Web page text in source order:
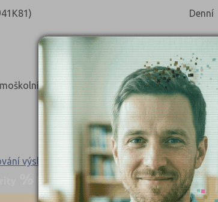
Denní
pedagogika (7531M01) Denní
výsledků vzdělávání
Nahoru